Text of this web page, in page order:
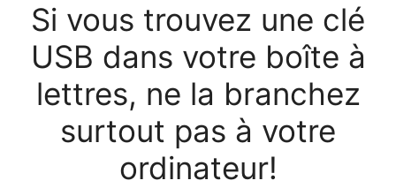
Si vous trouvez une clé
USB dans votre boîte à
lettres, ne la branchez
surtout pas à votre
ordinateur!